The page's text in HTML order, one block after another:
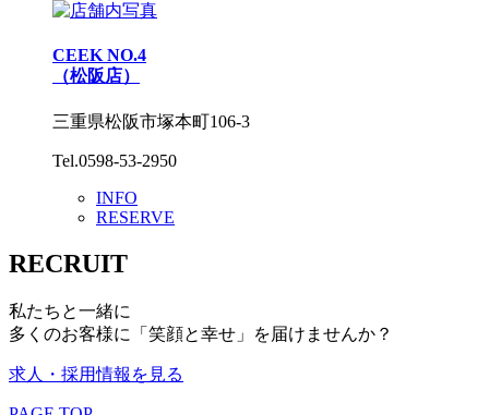
CEEK NO.4
（松阪店）
三重県松阪市塚本町106-3
Tel.0598-53-2950
INFO
RESERVE
RECRUIT
私たちと一緒に
多くのお客様に「笑顔と幸せ」を届けませんか？
求人・採用情報を見る